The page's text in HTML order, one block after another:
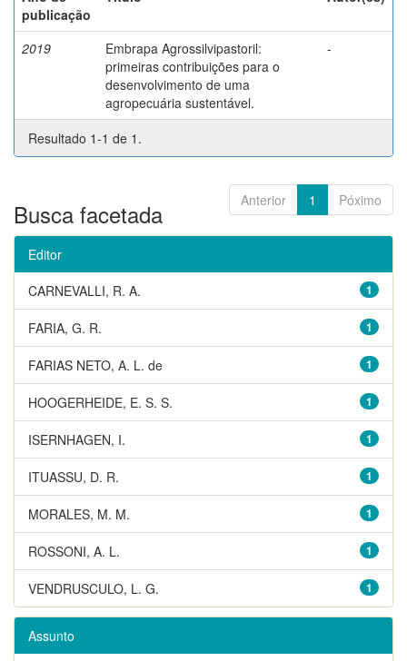
publicação
2019
Embrapa Agrossilvipastoril:
primeiras contribuições para o
desenvolvimento de uma
agropecuária sustentável.
-
Resultado 1-1 de 1.
Anterior 1 Póximo
Busca facetada
Editor
1
CARNEVALLI, R. A.
1
FARIA, G. R.
1
FARIAS NETO, A. L. de
1
HOOGERHEIDE, E. S. S.
1
ISERNHAGEN, I.
1
ITUASSU, D. R.
1
MORALES, M. M.
1
ROSSONI, A. L.
1
VENDRUSCULO, L. G.
Assunto